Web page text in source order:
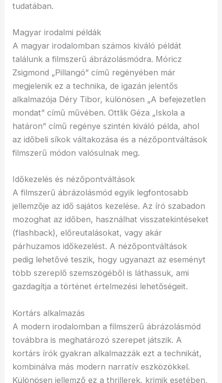
tudatában.
Magyar irodalmi példák
A magyar irodalomban számos kiváló példát
találunk a filmszerű ábrázolásmódra. Móricz
Zsigmond „Pillangó” című regényében már
megjelenik ez a technika, de igazán jelentős
alkalmazója Déry Tibor, különösen „A befejezetlen
mondat” című művében. Ottlik Géza „Iskola a
határon” című regénye szintén kiváló példa, ahol
az időbeli síkok váltakozása és a nézőpontváltások
filmszerű módon valósulnak meg.
Időkezelés és nézőpontváltások
A filmszerű ábrázolásmód egyik legfontosabb
jellemzője az idő sajátos kezelése. Az író szabadon
mozoghat az időben, használhat visszatekintéseket
(flashback), előreutalásokat, vagy akár
párhuzamos időkezelést. A nézőpontváltások
pedig lehetővé teszik, hogy ugyanazt az eseményt
több szereplő szemszögéből is láthassuk, ami
gazdagítja a történet értelmezési lehetőségeit.
Kortárs alkalmazás
A modern irodalomban a filmszerű ábrázolásmód
továbbra is meghatározó szerepet játszik. A
kortárs írók gyakran alkalmazzák ezt a technikát,
kombinálva más modern narratív eszközökkel.
Különösen jellemző ez a thrillerek, krimik esetében,